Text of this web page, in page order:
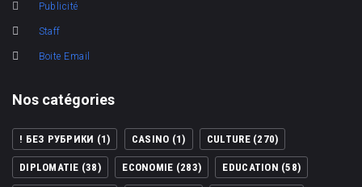
Publicité
Staff
Boite Email
Nos catégories
! БЕЗ РУБРИКИ (1) CASINO (1) CULTURE(270)
DIPLOMATIE (38) ECONOMIE (283) EDUCATION (58)